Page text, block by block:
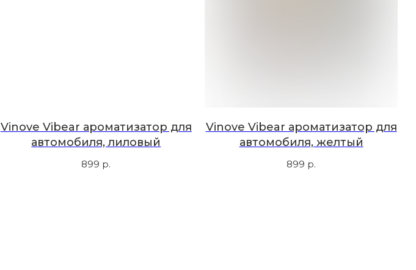
Vinove Vibear ароматизатор для
автомобиля, лиловый
899 р.
Vinove Vibear ароматизатор для
автомобиля, желтый
899 р.